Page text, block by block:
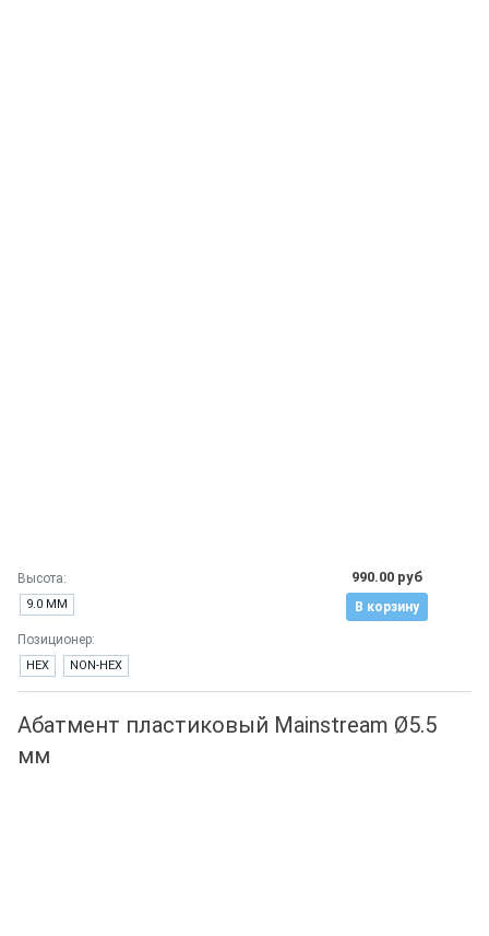
Высота:
9.0 ММ
Позиционер:
HEX NON-HEX
990.00 руб
В корзину
Абатмент пластиковый Mainstream Ø5.5
мм